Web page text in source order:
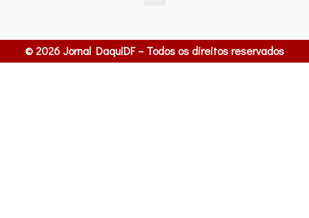
© 2026 Jornal DaquiDF – Todos os direitos reservados